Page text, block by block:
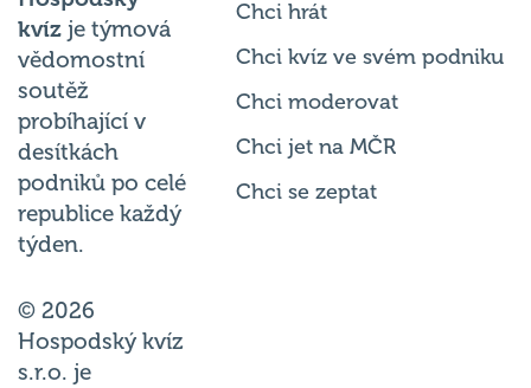
kvíz je týmová
vědomostní
soutěž
probíhající v
desítkách
podniků po celé
republice každý
týden.
© 2026
Hospodský kvíz
s.r.o. je
Chci hrát
Chci kvíz ve svém podniku
Chci moderovat
Chci jet na MČR
Chci se zeptat